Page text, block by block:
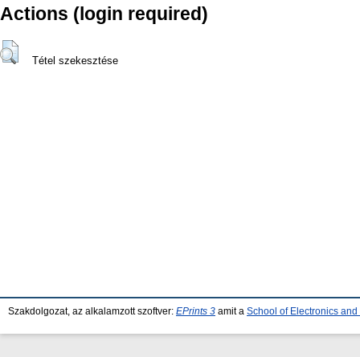
Actions (login required)
Tétel szekesztése
Szakdolgozat, az alkalamzott szoftver: EPrints 3 amit a School of Electronics